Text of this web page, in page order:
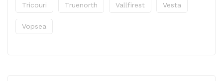
Tricouri Truenorth Vallfirest Vesta
Vopsea